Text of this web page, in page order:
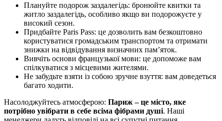
Плануйте подорож заздалегідь: бронюйте квитки та
житло заздалегідь, особливо якщо ви подорожуєте у
високий сезон.
Придбайте Paris Pass: це дозволить вам безкоштовно
користуватися громадським транспортом та отримати
знижки на відвідування визначних пам’яток.
Вивчіть основи французької мови: це допоможе вам
спілкуватися з місцевими жителями.
Не забудьте взяти із собою зручне взуття: вам доведеться
багато ходити.
Насолоджуйтесь атмосферою: Париж – це місто, яке
потрібно увібрати в себе всіма фібрами душі. Наші